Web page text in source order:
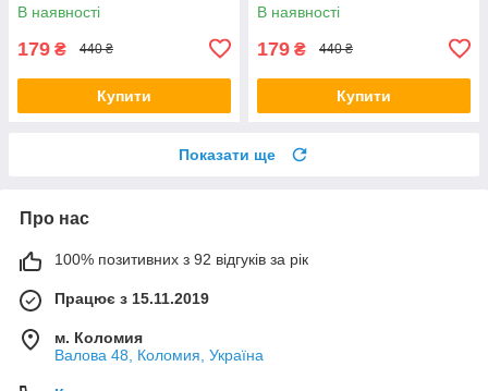
В наявності
179 ₴ 440 ₴
Купити
В наявності
179 ₴ 440 ₴
Купити
Показати ще
Про нас
100% позитивних з 92 відгуків за рік
Працює з 15.11.2019
м. Коломия
Валова 48, Коломия, Україна